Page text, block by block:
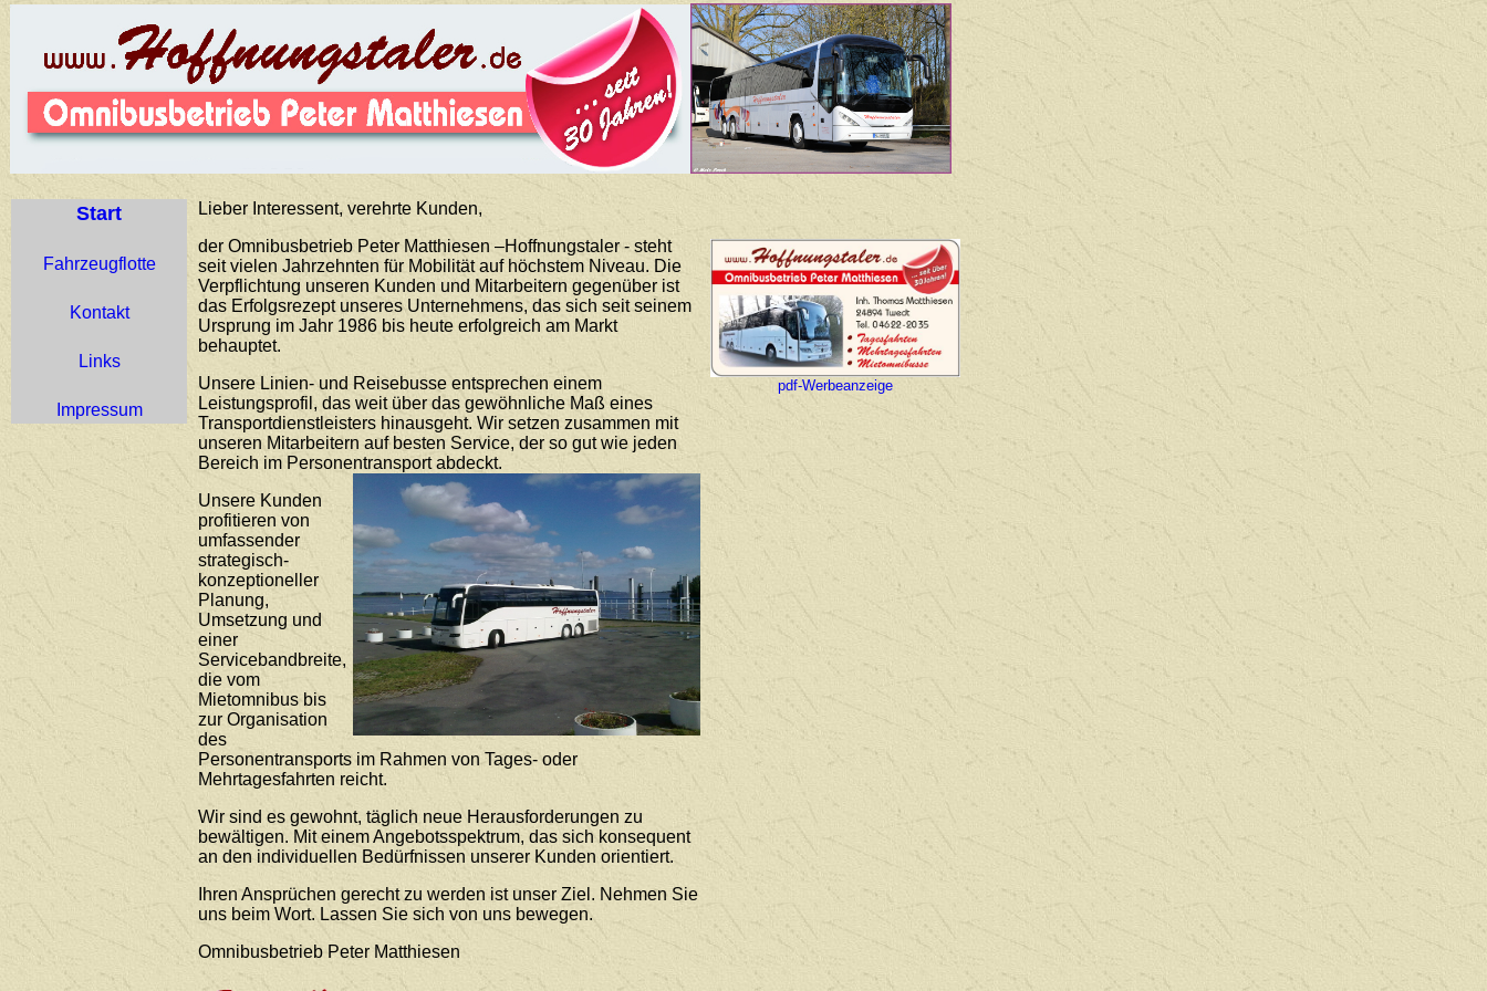
Start
Fahrzeugflotte
Kontakt
Links
Impressum
Lieber Interessent, verehrte Kunden,
der Omnibusbetrieb Peter Matthiesen –Hoffnungstaler - steht
seit vielen Jahrzehnten für Mobilität auf höchstem Niveau. Die
Verpflichtung unseren Kunden und Mitarbeitern gegenüber ist
das Erfolgsrezept unseres Unternehmens, das sich seit seinem
Ursprung im Jahr 1986 bis heute erfolgreich am Markt
behauptet.
Unsere Linien- und Reisebusse entsprechen einem
Leistungsprofil, das weit über das gewöhnliche Maß eines
Transportdienstleisters hinausgeht. Wir setzen zusammen mit
unseren Mitarbeitern auf besten Service, der so gut wie jeden
Bereich im Personentransport abdeckt.
Unsere Kunden
profitieren von
umfassender
strategisch-
konzeptioneller
Planung,
Umsetzung und
einer
Servicebandbreite,
die vom
Mietomnibus bis
zur Organisation
des
Personentransports im Rahmen von Tages- oder
Mehrtagesfahrten reicht.
Wir sind es gewohnt, täglich neue Herausforderungen zu
bewältigen. Mit einem Angebotsspektrum, das sich konsequent
an den individuellen Bedürfnissen unserer Kunden orientiert.
Ihren Ansprüchen gerecht zu werden ist unser Ziel. Nehmen Sie
uns beim Wort. Lassen Sie sich von uns bewegen.
Omnibusbetrieb Peter Matthiesen
pdf-Werbeanzeige